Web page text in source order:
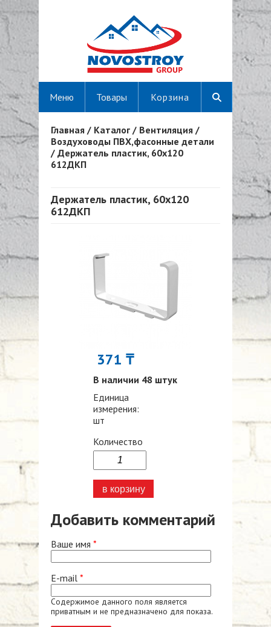
Корзина
Меню Товары
Вы здесь
Главная / Каталог / Вентиляция /
Воздуховоды ПВХ,фасонные детали
/ Держатель пластик, 60х120
612ДКП
Держатель пластик, 60х120
612ДКП
371 ₸
В наличии 48 штук
Единица
измерения:
шт
Количество
Добавить комментарий
Ваше имя *
E-mail *
Содержимое данного поля является
приватным и не предназначено для показа.